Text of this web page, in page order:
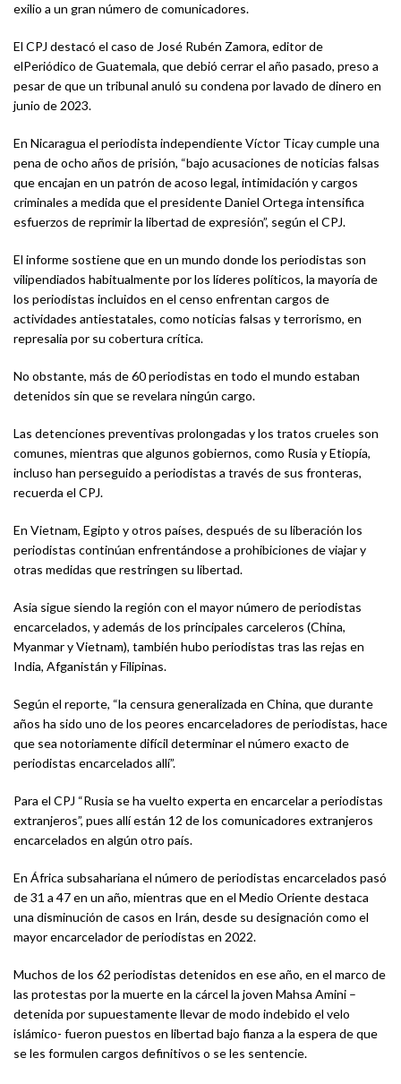
exilio a un gran número de comunicadores.
El CPJ destacó el caso de José Rubén Zamora, editor de
elPeriódico de Guatemala, que debió cerrar el año pasado, preso a
pesar de que un tribunal anuló su condena por lavado de dinero en
junio de 2023.
En Nicaragua el periodista independiente Víctor Ticay cumple una
pena de ocho años de prisión, “bajo acusaciones de noticias falsas
que encajan en un patrón de acoso legal, intimidación y cargos
criminales a medida que el presidente Daniel Ortega intensifica
esfuerzos de reprimir la libertad de expresión”, según el CPJ.
El informe sostiene que en un mundo donde los periodistas son
vilipendiados habitualmente por los líderes políticos, la mayoría de
los periodistas incluidos en el censo enfrentan cargos de
actividades antiestatales, como noticias falsas y terrorismo, en
represalia por su cobertura crítica.
No obstante, más de 60 periodistas en todo el mundo estaban
detenidos sin que se revelara ningún cargo.
Las detenciones preventivas prolongadas y los tratos crueles son
comunes, mientras que algunos gobiernos, como Rusia y Etiopía,
incluso han perseguido a periodistas a través de sus fronteras,
recuerda el CPJ.
En Vietnam, Egipto y otros países, después de su liberación los
periodistas continúan enfrentándose a prohibiciones de viajar y
otras medidas que restringen su libertad.
Asia sigue siendo la región con el mayor número de periodistas
encarcelados, y además de los principales carceleros (China,
Myanmar y Vietnam), también hubo periodistas tras las rejas en
India, Afganistán y Filipinas.
Según el reporte, “la censura generalizada en China, que durante
años ha sido uno de los peores encarceladores de periodistas, hace
que sea notoriamente difícil determinar el número exacto de
periodistas encarcelados allí”.
Para el CPJ “Rusia se ha vuelto experta en encarcelar a periodistas
extranjeros”, pues allí están 12 de los comunicadores extranjeros
encarcelados en algún otro país.
En África subsahariana el número de periodistas encarcelados pasó
de 31 a 47 en un año, mientras que en el Medio Oriente destaca
una disminución de casos en Irán, desde su designación como el
mayor encarcelador de periodistas en 2022.
Muchos de los 62 periodistas detenidos en ese año, en el marco de
las protestas por la muerte en la cárcel la joven Mahsa Amini –
detenida por supuestamente llevar de modo indebido el velo
islámico- fueron puestos en libertad bajo fianza a la espera de que
se les formulen cargos definitivos o se les sentencie.